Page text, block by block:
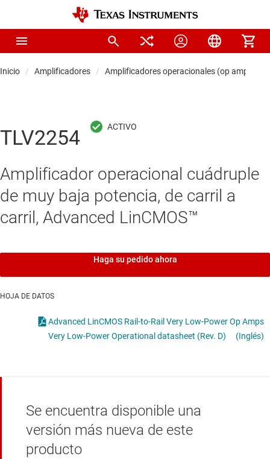
Inicio Amplificadores Amplificadores operacionales (op amps)
TLV2254
Amplificador operacional cuádruple
de muy baja potencia, de carril a
carril, Advanced LinCMOS™
Haga su pedido ahora
HOJA DE DATOS
Advanced LinCMOS Rail-to-Rail Very Low-Power Op Amps
Very Low-Power Operational datasheet (Rev. D)
(Inglés)
Se encuentra disponible una
versión más nueva de este
producto